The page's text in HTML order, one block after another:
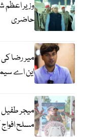
وزیر اعظم
حاضری
میر رضا کی
این اے
مسلح